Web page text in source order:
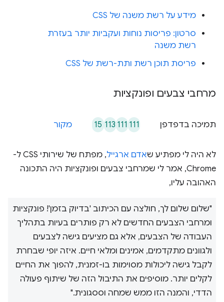
מידע על רשת משנה של CSS
סרטון: פריסות נוחות ועקביות יותר בעזרת
רשת משנה
פריסת תוכן רשת ותת-רשת של CSS
מרחבי צבעים ופונקציות
תמיכה בדפדפן 111
111
113
15 מקור
לא היה לי מפתיע שאדם ארגייל
, מפתח של שירותי CSS ל-
Chrome, אמר לי שמרחבי צבעים ופונקציות היה התכונה
האהובה עליו,
"שלום שלום לך, חולצה עם הכיתוב 'בדיוק בזמן'! פונקציות
ומרחבי הצבעים החדשים לא רק פותרים בעיות בתהליך
העבודה של הצבעים, אלא גם מציעים גישה לצבעים
ולגוונים מתקדמים, אמינים ומלאי חיים. איזה יופי שבחרת
לקבל גישה ליכולות מסוימות בו-זמנית, להפוך את החיים
לקלים יותר. מוסיפים את התיבול הזה של שיתוף פעולה
הדדי, והמנה הזו ממש שמחה וססגונית."